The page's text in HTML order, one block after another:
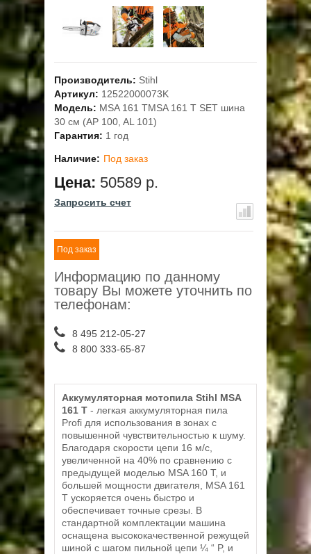
Производитель: Stihl
Артикул: 12522000073K
Модель: MSA 161 TMSA 161 T SET шина
30 см (AP 100, AL 101)
Гарантия: 1 год
Наличие: Под заказ
Цена: 50589 р.
Запросить счет
Под заказ
Информацию по данному
товару Вы можете уточнить по
телефонам:
8 495 212-05-27
8 800 333-65-87
Аккумуляторная мотопила Stihl MSA
161 T - легкая аккумуляторная пила
Profi для использования в зонах с
повышенной чувствительностью к шуму.
Благодаря скорости цепи 16 м/с,
увеличенной на 40% по сравнению с
предыдущей моделью MSA 160 T, и
большей мощности двигателя, MSA 161
T ускоряется очень быстро и
обеспечивает точные срезы. В
стандартной комплектации машина
оснащена высококачественной режущей
шиной с шагом пильной цепи ¼ “ P, и